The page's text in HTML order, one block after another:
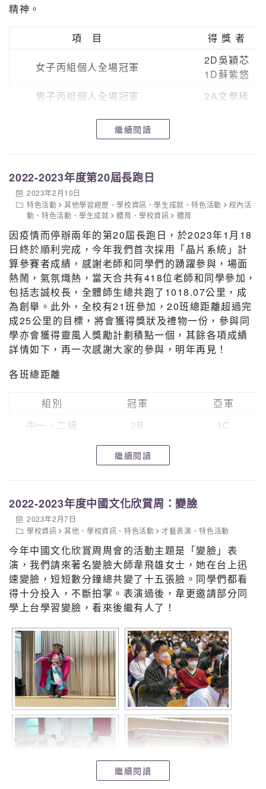
精神。
項 目 得 獎 者
女子丙組個人全場冠軍
2D吳穎芯
1D蘇紫悠
男子丙組個人全場冠軍
2A文學稀
女子乙組個人全場冠軍
男子乙組個人全場冠軍
男子甲組個人全場冠軍
女子丙組全場總冠軍
2B
男子丙組全場總冠軍
2B
女子乙組全場總冠軍
3B
男子乙組全場總冠軍
4C
女子甲組全場總冠軍
6A
男子甲組全場總冠軍
6B
全場最佳投入參與獎
2B
繼續閱讀
2022-2023年度第20屆長跑日
2023年2月10日
特色活動
其他學習經歷 、學校資訊 、學生成就 、特色活動
校內活
動 、特色活動 、學生成就 體育 、學校資訊 體育
因疫情而停辦兩年的第20屆長跑日，於2023年1月18
日終於順利完成，今年我們首次採用「晶片系統」計
算參賽者成績，感謝老師和同學們的踴躍參與，場面
熱鬧，氣氛熾熱，當天合共有418位老師和同學參加，
包括志誠校長，全體師生總共跑了1018.07公里，成
為創舉。此外，全校有21班參加，20班總距離超過完
成25公里的目標，將會獲得獎狀及禮物一份，參與同
學亦會獲得靈風人獎勵計劃積點一個，其餘各項成績
詳情如下，再一次感謝大家的參與，明年再見！
各班總距離
組別 冠軍
亞軍
中一、二級
2B
1C
4A
5A
各班平均距離
組別 冠軍
亞軍
中一、二級
1B
2D
中三、四級
4C
4D
中五、六級
5D
5B
個人成績
中一、二級女子組
名
次
班
別
學
號
姓名
性
別
圈
數
總距離（km
1 1B 12 蔡卓瑜 F 37
2
張卓嘉 F 34
龔雪瑤
繼續閱讀
2022-2023年度中國文化欣賞周：變臉
2023年2月7日
學校資訊
其他 、學校資訊 、特色活動 才藝表演 、特色活動
今年中國文化欣賞周周會的活動主題是「變臉」表
演，我們請來著名變臉大師韋飛雄女士，她在台上迅
速變臉，短短數分鐘總共變了十五張臉。同學們都看
得十分投入，不斷拍掌。表演過後，韋更邀請部分同
學上台學習變臉，看來後繼有人了！
繼續閱讀